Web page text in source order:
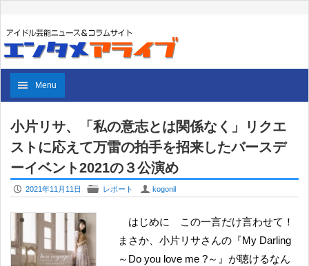
Menu
小片リサ、「私の意志とは関係なく」リクエ
ストに応えて万雷の拍手を招来したバースデ
ーイベント2021の３公演め
P 2021年11月11日 F レポート U kogonil
はじめに この一言だけ言わせて！
まさか、小片リサさんの『My Darling
～Do you love me ?～』が聴けるなん